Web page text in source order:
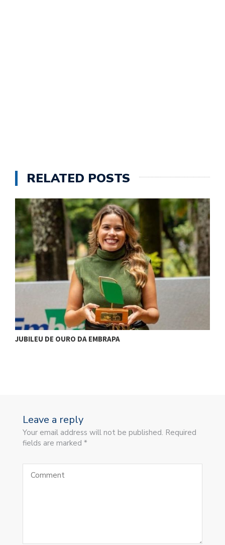
RELATED POSTS
JUBILEU DE OURO DA EMBRAPA
Leave a reply
Your email address will not be published. Required
fields are marked *